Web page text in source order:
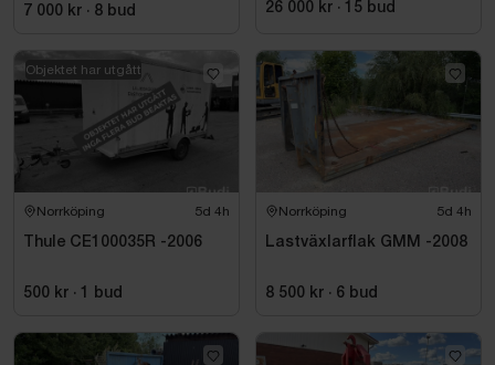
7 000 kr · 8 bud 26 000 kr · 15 bud
Norrköping 5d 4h
Thule CE100035R -2006
500 kr · 1 bud
Objektet har utgått
Norrköping 5d 4h
Lastväxlarflak GMM -2008
8 500 kr · 6 bud